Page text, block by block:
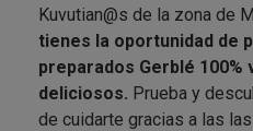
Kuvutian@s de la zona de
tienes la oportunidad de
preparados Gerblé 100%
deliciosos. Prueba y
de cuidarte gracias a las